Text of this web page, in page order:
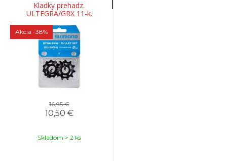
Kladky prehadz.
ULTEGRA/GRX 11-k.
Akcia -38%
16,95 €
10,50 €
Skladom > 2 ks